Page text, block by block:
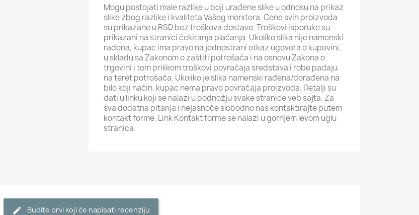
Mogu postojati male razlike u boji urađene slike u odnosu na prikaz
slike zbog razlike i kvaliteta Vašeg monitora. Cene svih proizvoda
su prikazane u RSD bez troškova dostave. Troškovi isporuke su
prikazani na stranici čekiranja plaćanja. Ukoliko slika nije namenski
rađena, kupac ima pravo na jednostrani otkaz ugovora o kupovini,
u skladu sa Zakonom o zaštiti potrošača i na osnovu Zakona o
trgovini i tom prilikom troškovi povraćaja sredstava i robe padaju
na teret potrošača. Ukoliko je slika namenski rađena/dorađena na
bilo koji način, kupac nema pravo povraćaja proizvoda. Detalji su
dati u linku koji se nalazi u podnožju svake stranice veb sajta. Za
sva dodatna pitanja i nejasnoće slobodno nas kontaktirajte putem
kontakt forme. Link Kontakt forme se nalazi u gornjem levom uglu
stranica.
Budite prvi koji će napisati recenziju